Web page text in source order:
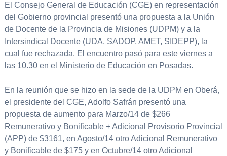
El Consejo General de Educación (CGE) en representación
del Gobierno provincial presentó una propuesta a la Unión
de Docente de la Provincia de Misiones (UDPM) y a la
Intersindical Docente (UDA, SADOP, AMET, SIDEPP), la
cual fue rechazada. El encuentro pasó para este viernes a
las 10.30 en el Ministerio de Educación en Posadas.
En la reunión que se hizo en la sede de la UDPM en Oberá,
el presidente del CGE, Adolfo Safrán presentó una
propuesta de aumento para Marzo/14 de $266
Remunerativo y Bonificable + Adicional Provisorio Provincial
(APP) de $3161, en Agosto/14 otro Adicional Remunerativo
y Bonificable de $175 y en Octubre/14 otro Adicional